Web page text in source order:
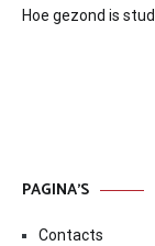
navigatie
Hoe gezond is
PAGINA’S
Contacts